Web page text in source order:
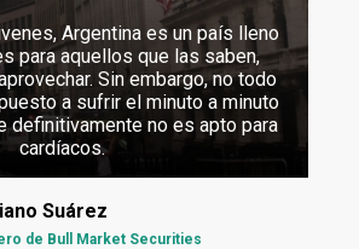
Argentina es un país lleno
para aquellos que las saben,
Sin embargo, no todo
a sufrir el minuto a minuto
definitivamente no es apto para
cardíacos.
Suárez
de Bull Market Securities